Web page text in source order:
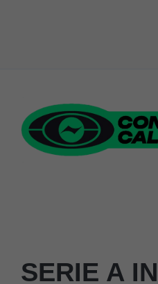
contenuto
SERIE A